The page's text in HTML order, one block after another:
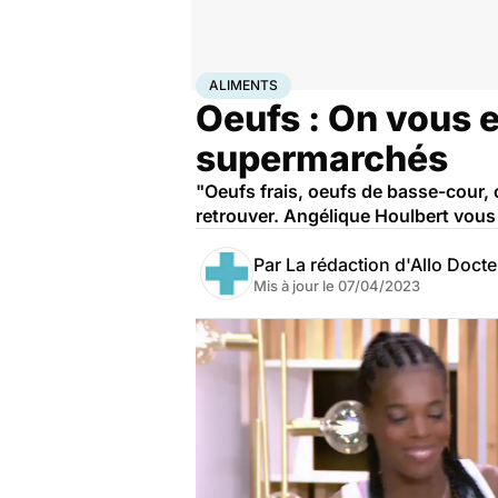
AccueilSanté Aliments
ALIMENTS
Oeufs : On vous
supermarchés
"Oeufs frais, oeufs de basse-cour,
retrouver. Angélique Houlbert
Par La rédaction d'Allo
Mis à jour le 07/04/2023